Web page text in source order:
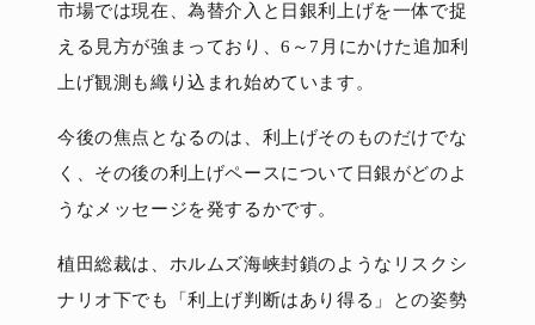
市場では現在、為替介入と日銀利上げを一体で捉
える見方が強まっており、6～7月にかけた追加利
上げ観測も織り込まれ始めています。
今後の焦点となるのは、利上げそのものだけでな
く、その後の利上げペースについて日銀がどのよ
うなメッセージを発するかです。
植田総裁は、ホルムズ海峡封鎖のようなリスクシ
ナリオ下でも「利上げ判断はあり得る」との姿勢